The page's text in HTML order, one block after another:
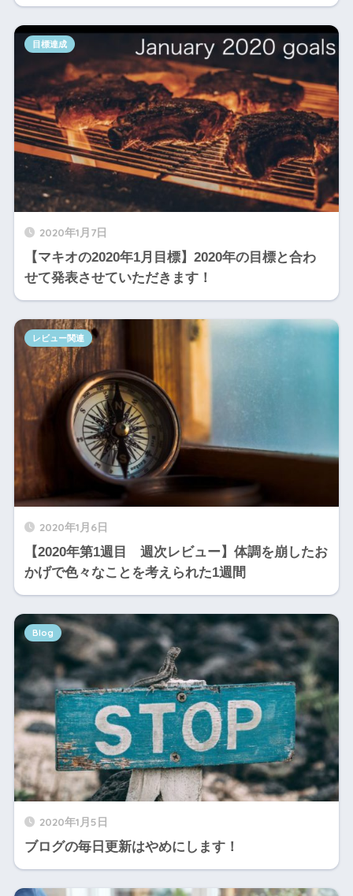
2020年1月7日
【マキオの2020年1月目標】2020年の目標と合わ
せて発表させていただきます！
目標達成
2020年1月6日
【2020年第1週目 週次レビュー】体調を崩したお
かげで色々なことを考えられた1週間
レビュー関連
2020年1月5日
ブログの毎日更新はやめにします！
Blog